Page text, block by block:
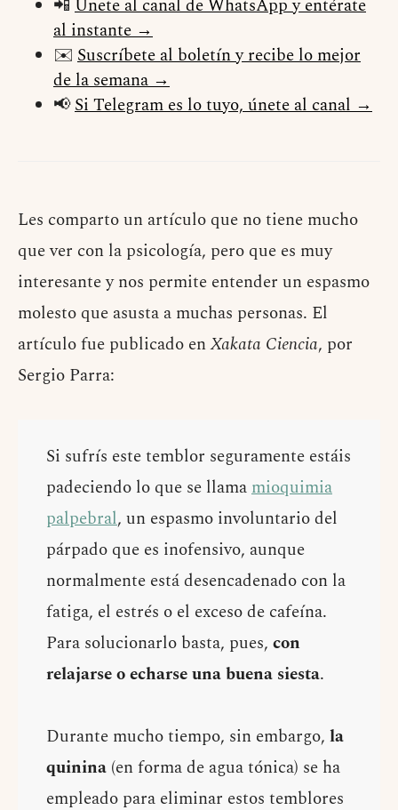
📲 Únete al canal de WhatsApp y entérate
al instante →
✉️ Suscríbete al boletín y recibe lo mejor
de la semana →
📢Si Telegram es lo tuyo, únete al canal →
Les comparto un artículo que no tiene mucho
que ver con la psicología, pero que es muy
interesante y nos permite entender un espasmo
molesto que asusta a muchas personas. El
artículo fue publicado enXakata Ciencia, por
Sergio Parra:
Si sufrís este temblor seguramente estáis
padeciendo lo que se llamamioquimia
palpebral, un espasmo involuntario del
párpado que es inofensivo, aunque
normalmente está desencadenado con la
fatiga, el estrés o el exceso de cafeína.
Para solucionarlo basta, pues, con
relajarse o echarse una buena siesta.
Durante mucho tiempo, sin embargo, la
quinina (en forma de agua tónica) se ha
empleado para eliminar estos temblores